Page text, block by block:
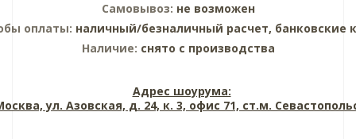
Самовывоз: не возможен
оплаты: наличный/безналичный расчет, банковские
Наличие: снято с производства
Адрес шоурума:
ул. Азовская, д. 24, к. 3, офис 71, ст.м.